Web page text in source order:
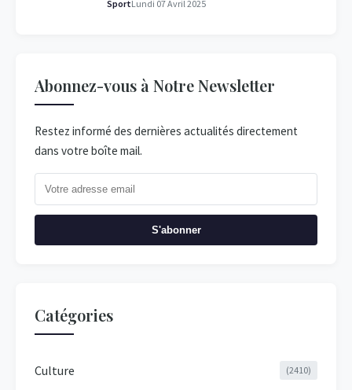
SportLundi 07 Avril 2025
Abonnez-vous à Notre Newsletter
Restez informé des dernières actualités directement
dans votre boîte mail.
S'abonner
Catégories
Culture (2410)